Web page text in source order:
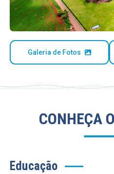
Galeria de Fotos
CONHEÇA
Educação